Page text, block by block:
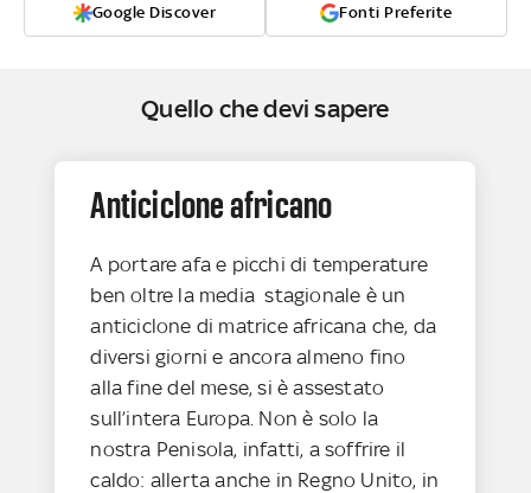
Google Discover Fonti Preferite
Quello che devi sapere
Anticiclone africano
A portare afa e picchi di temperature
ben oltre la media stagionale è un
anticiclone di matrice africana che, da
diversi giorni e ancora almeno fino
alla fine del mese, si è assestato
sull’intera Europa. Non è solo la
nostra Penisola, infatti, a soffrire il
caldo: allerta anche in Regno Unito, in